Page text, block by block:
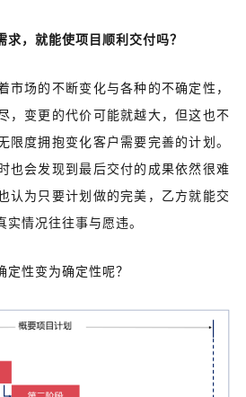
，就能使项目顺利交付吗？
市场的不断变化与各种的不确定性，
，变更的代价可能就越大，但这也不
限度拥抱变化客户需要完善的计划。
也会发现到最后交付的成果依然很难
认为只要计划做的完美，乙方就能交
情况往往事与愿违。
性变为确定性呢？